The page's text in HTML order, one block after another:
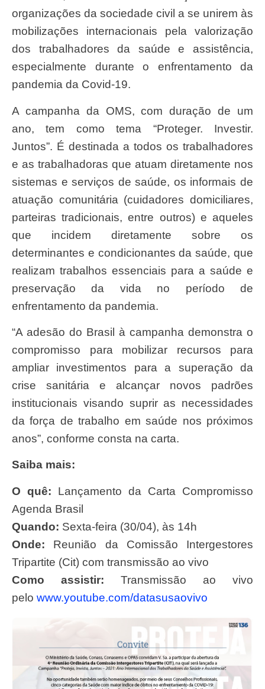
organizações da sociedade civil a se unirem às
mobilizações internacionais pela valorização
dos trabalhadores da saúde e assistência,
especialmente durante o enfrentamento da
pandemia da Covid-19.
A campanha da OMS, com duração de um
ano, tem como tema “Proteger. Investir.
Juntos”. É destinada a todos os trabalhadores
e as trabalhadoras que atuam diretamente nos
sistemas e serviços de saúde, os informais de
atuação comunitária (cuidadores domiciliares,
parteiras tradicionais, entre outros) e aqueles
que incidem diretamente sobre os
determinantes e condicionantes da saúde, que
realizam trabalhos essenciais para a saúde e
preservação da vida no período de
enfrentamento da pandemia.
“A adesão do Brasil à campanha demonstra o
compromisso para mobilizar recursos para
ampliar investimentos para a superação da
crise sanitária e alcançar novos padrões
institucionais visando suprir as necessidades
da força de trabalho em saúde nos próximos
anos”, conforme consta na carta.
Saiba mais:
O quê: Lançamento da Carta Compromisso
Agenda Brasil
Quando: Sexta-feira (30/04), às 14h
Onde: Reunião da Comissão Intergestores
Tripartite (Cit) com transmissão ao vivo
Como assistir: Transmissão ao vivo
pelo www.youtube.com/datasusaovivo